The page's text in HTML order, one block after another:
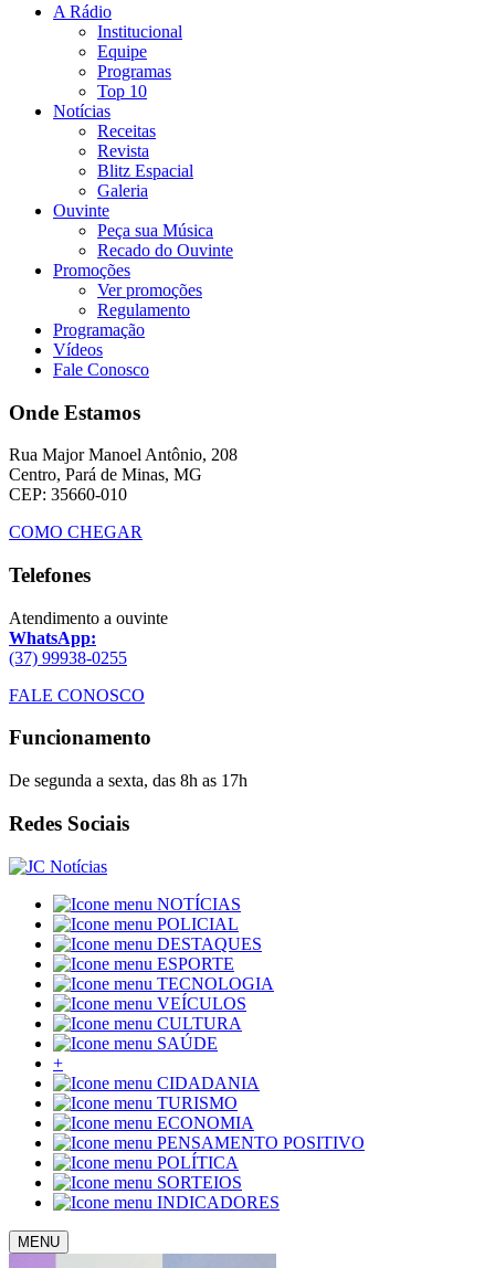
A Rádio
Institucional
Equipe
Programas
Top 10
Notícias
Receitas
Revista
Blitz Espacial
Galeria
Ouvinte
Peça sua Música
Recado do Ouvinte
Promoções
Ver promoções
Regulamento
Programação
Vídeos
Fale Conosco
Onde Estamos
Rua Major Manoel Antônio, 208
Centro, Pará de Minas, MG
CEP: 35660-010
COMO CHEGAR
Telefones
Atendimento a ouvinte
WhatsApp:
(37) 99938-0255
FALE CONOSCO
Funcionamento
De segunda a sexta, das 8h as 17h
Redes Sociais
NOTÍCIAS
POLICIAL
DESTAQUES
ESPORTE
TECNOLOGIA
VEÍCULOS
CULTURA
SAÚDE
+
CIDADANIA
TURISMO
ECONOMIA
PENSAMENTO POSITIVO
POLÍTICA
SORTEIOS
INDICADORES
MENU